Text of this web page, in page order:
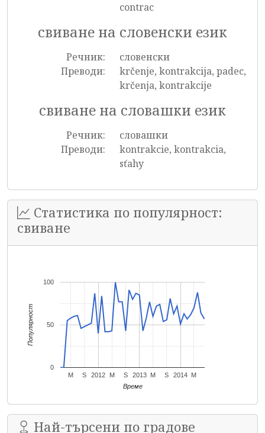
contrac
свиване на словенски език
Речник:
словенски
Преводи:
krčenje, kontrakcija, padec,
krčenja, kontrakcije
свиване на словашки език
Речник:
словашки
Преводи:
kontrakcie, kontrakcia,
sťahy
Статистика по популярност:
свиване
2012 2013 2014
M S M S M S M
0
50
100
Време
Популярност
Най-търсени по градове